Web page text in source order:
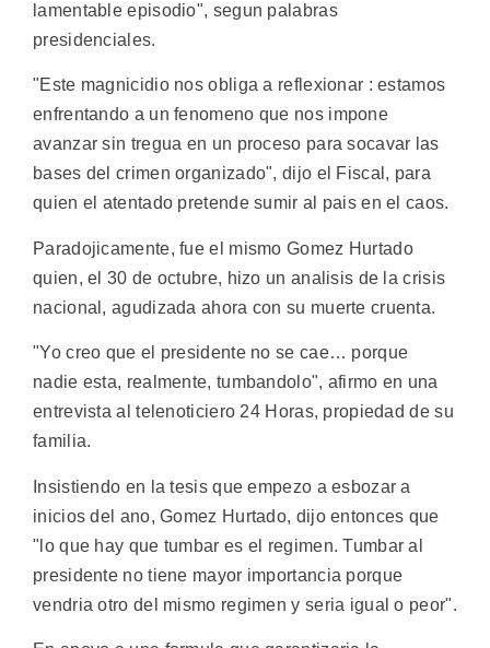
lamentable episodio", segun palabras
presidenciales.
"Este magnicidio nos obliga a reflexionar : estamos
enfrentando a un fenomeno que nos impone
avanzar sin tregua en un proceso para socavar las
bases del crimen organizado", dijo el Fiscal, para
quien el atentado pretende sumir al pais en el caos.
Paradojicamente, fue el mismo Gomez Hurtado
quien, el 30 de octubre, hizo un analisis de la crisis
nacional, agudizada ahora con su muerte cruenta.
"Yo creo que el presidente no se cae… porque
nadie esta, realmente, tumbandolo", afirmo en una
entrevista al telenoticiero 24 Horas, propiedad de su
familia.
Insistiendo en la tesis que empezo a esbozar a
inicios del ano, Gomez Hurtado, dijo entonces que
"lo que hay que tumbar es el regimen. Tumbar al
presidente no tiene mayor importancia porque
vendria otro del mismo regimen y seria igual o peor".